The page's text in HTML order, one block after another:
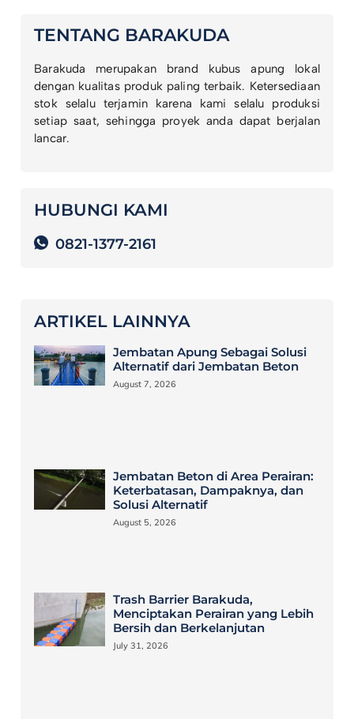
TENTANG BARAKUDA
Barakuda merupakan brand kubus apung lokal
dengan kualitas produk paling terbaik. Ketersediaan
stok selalu terjamin karena kami selalu produksi
setiap saat, sehingga proyek anda dapat berjalan
lancar.
HUBUNGI KAMI
0821-1377-2161
ARTIKEL LAINNYA
Jembatan Apung Sebagai Solusi
Alternatif dari Jembatan Beton
August 7, 2026
Jembatan Beton di Area Perairan:
Keterbatasan, Dampaknya, dan
Solusi Alternatif
August 5, 2026
Trash Barrier Barakuda,
Menciptakan Perairan yang Lebih
Bersih dan Berkelanjutan
July 31, 2026